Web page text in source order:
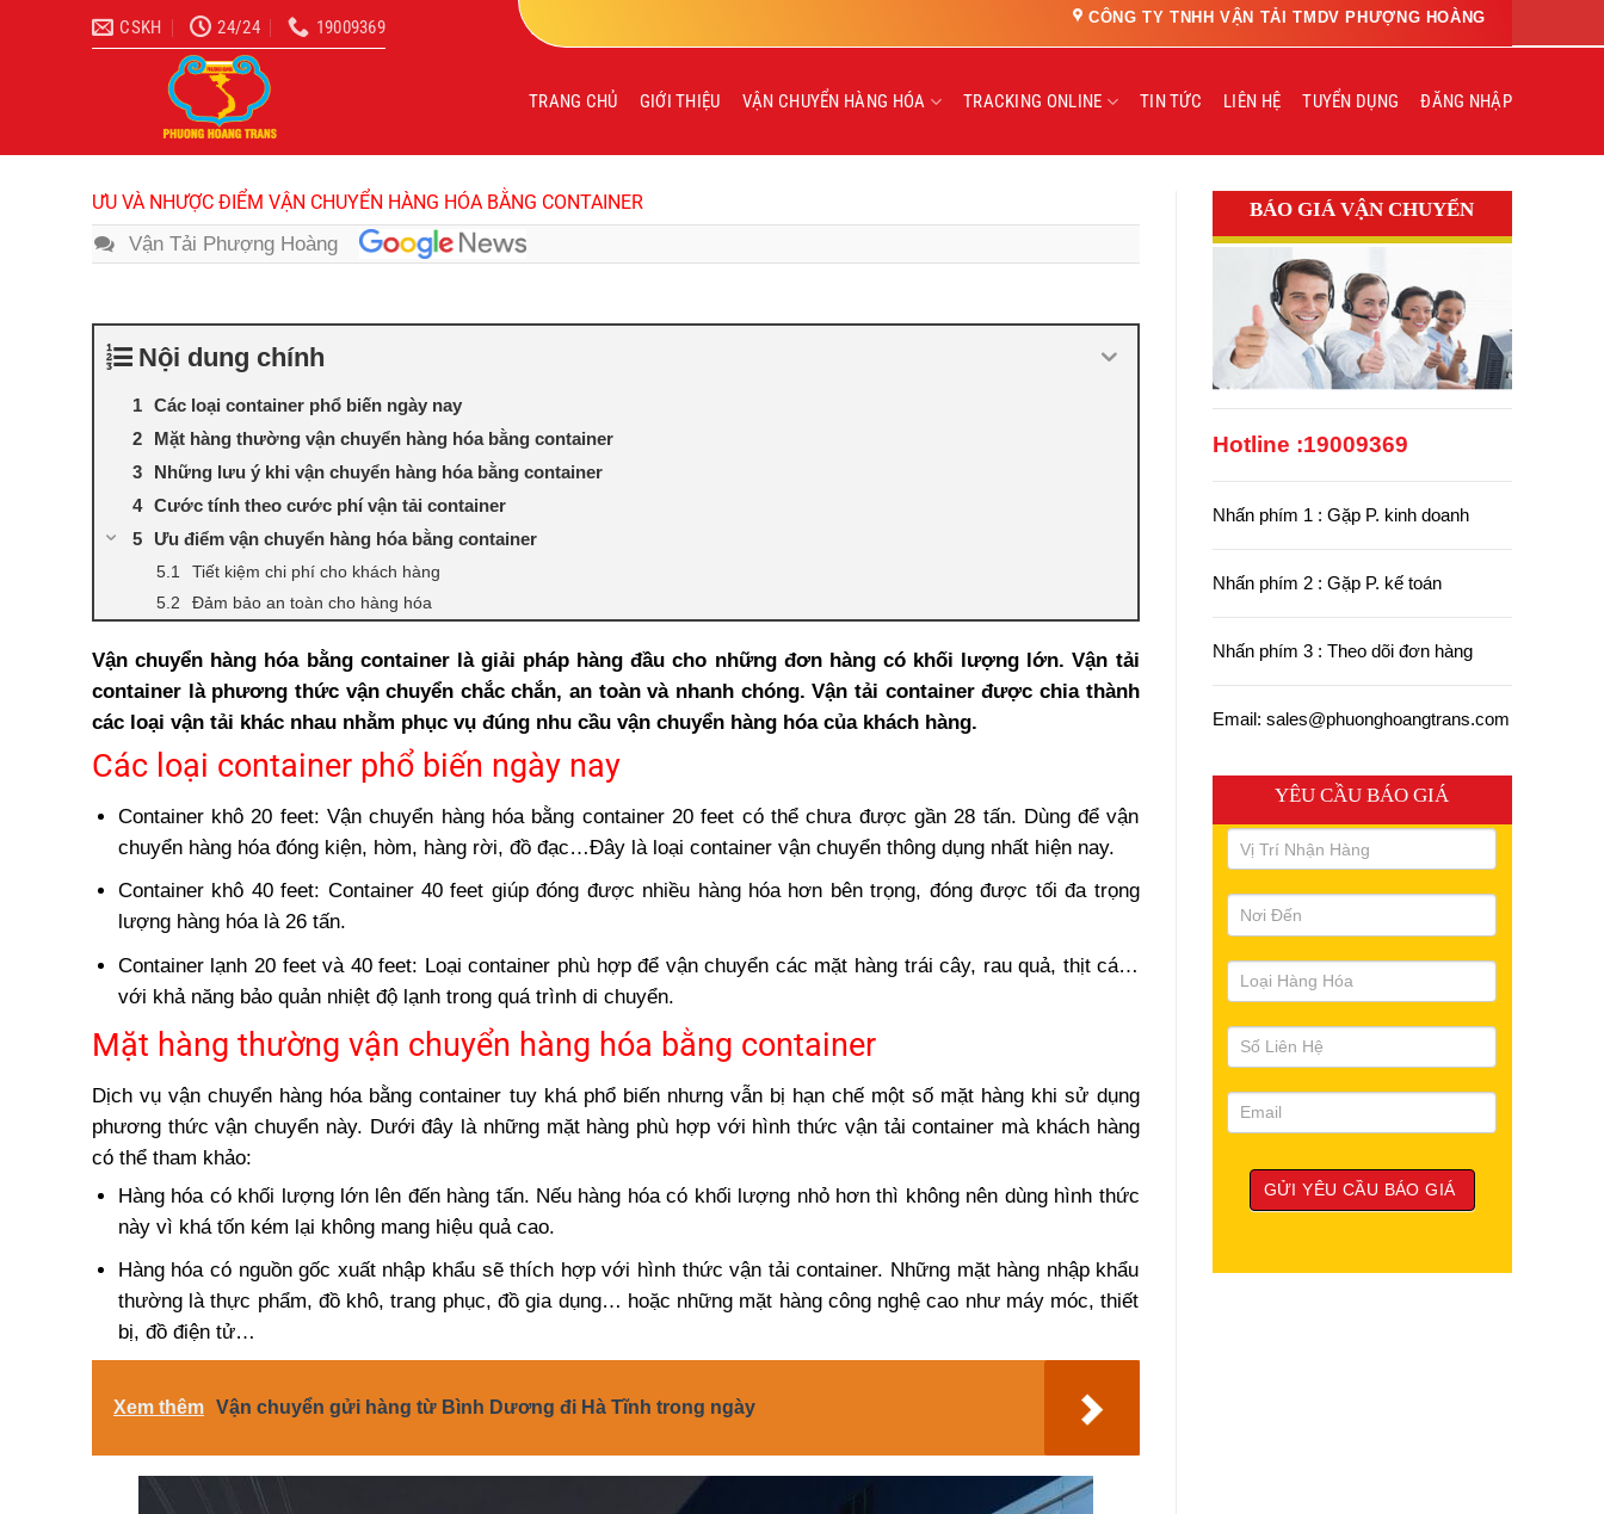
CSKH 24/24 19009369 CÔNG TY TNHH VẬN TẢI TMDV PHƯỢNG HOÀNG
TRANG CHỦ GIỚI THIỆU VẬN CHUYỂN HÀNG HÓA TRACKING ONLINE TIN TỨC LIÊN HỆ TUYỂN DỤNG ĐĂNG NHẬP
ƯU VÀ NHƯỢC ĐIỂM VẬN CHUYỂN HÀNG HÓA BẰNG CONTAINER
Vận Tải Phượng Hoàng
Nội dung chính
Các loại container phổ biến ngày nay
Mặt hàng thường vận chuyển hàng hóa bằng container
Những lưu ý khi vận chuyển hàng hóa bằng container
Cước tính theo cước phí vận tải container
Ưu điểm vận chuyển hàng hóa bằng container
Tiết kiệm chi phí cho khách hàng
Đảm bảo an toàn cho hàng hóa
Nhược điểm khi vận chuyển hàng hóa bằng container
Vận chuyển hàng hóa bằng container là giải pháp hàng đầu cho những đơn hàng có khối lượng lớn. Vận tải
container là phương thức vận chuyển chắc chắn, an toàn và nhanh chóng. Vận tải container được chia thành
các loại vận tải khác nhau nhằm phục vụ đúng nhu cầu vận chuyển hàng hóa của khách hàng.
Các loại container phổ biến ngày nay
Container khô 20 feet: Vận chuyển hàng hóa bằng container 20 feet có thể chưa được gần 28 tấn. Dùng để vận
chuyển hàng hóa đóng kiện, hòm, hàng rời, đồ đạc…Đây là loại container vận chuyển thông dụng nhất hiện nay.
Container khô 40 feet: Container 40 feet giúp đóng được nhiều hàng hóa hơn bên trọng, đóng được tối đa trọng
lượng hàng hóa là 26 tấn.
Container lạnh 20 feet và 40 feet: Loại container phù hợp để vận chuyển các mặt hàng trái cây, rau quả, thịt cá…
với khả năng bảo quản nhiệt độ lạnh trong quá trình di chuyển.
Mặt hàng thường vận chuyển hàng hóa bằng container
Dịch vụ vận chuyển hàng hóa bằng container tuy khá phổ biến nhưng vẫn bị hạn chế một số mặt hàng khi sử dụng
phương thức vận chuyển này. Dưới đây là những mặt hàng phù hợp với hình thức vận tải container mà khách hàng
có thể tham khảo:
Hàng hóa có khối lượng lớn lên đến hàng tấn. Nếu hàng hóa có khối lượng nhỏ hơn thì không nên dùng hình thức
này vì khá tốn kém lại không mang hiệu quả cao.
Hàng hóa có nguồn gốc xuất nhập khẩu sẽ thích hợp với hình thức vận tải container. Những mặt hàng nhập khẩu
thường là thực phẩm, đồ khô, trang phục, đồ gia dụng… hoặc những mặt hàng công nghệ cao như máy móc, thiết
bị, đồ điện tử…
Xem thêm Vận chuyển gửi hàng từ Bình Dương đi Hà Tĩnh trong ngày
BÁO GIÁ VẬN CHUYỂN
Hotline :19009369
Nhấn phím 1 : Gặp P. kinh doanh
Nhấn phím 2 : Gặp P. kế toán
Nhấn phím 3 : Theo dõi đơn hàng
Email: sales@phuonghoangtrans.com
YÊU CẦU BÁO GIÁ